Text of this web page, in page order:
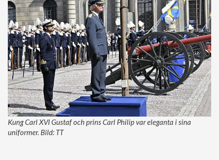
Kung Carl XVI Gustaf och prins Carl Philip var eleganta i sina
uniformer. Bild: TT